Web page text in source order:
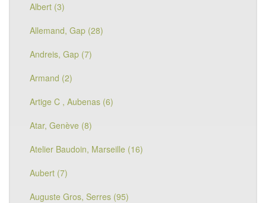
Albert (3)
Allemand, Gap (28)
Andreis, Gap (7)
Armand (2)
Artige C , Aubenas (6)
Atar, Genève (8)
Atelier Baudoin, Marseille (16)
Aubert (7)
Auguste Gros, Serres (95)